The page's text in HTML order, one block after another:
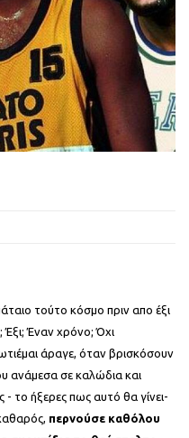
τούτο κόσμο πριν απο έξι
Έξι; Έναν χρόνο; Όχι
άραγε, όταν βρισκόσουν
ανάμεσα σε καλώδια και
- το ήξερες πως αυτό θα γίνει-
περνούσε καθόλου